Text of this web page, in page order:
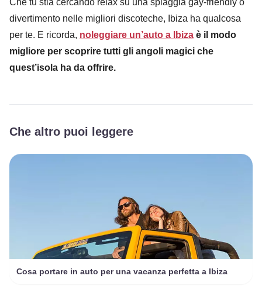
divertimento nelle migliori discoteche, Ibiza ha qualcosa
per te. E ricorda, noleggiare un’auto a Ibiza è il modo
migliore per scoprire tutti gli angoli magici che
quest’isola ha da offrire.
Che altro puoi leggere
Cosa portare in auto per una vacanza perfetta a Ibiza